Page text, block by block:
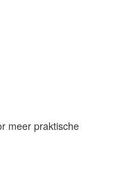
meer praktische